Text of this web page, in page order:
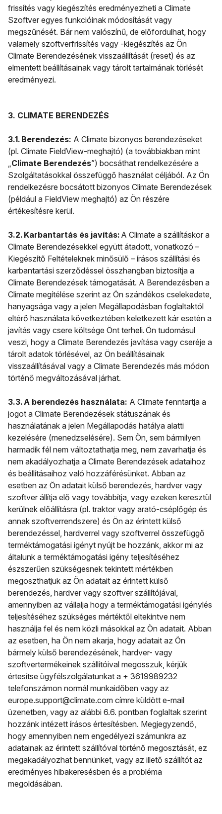
frissítés vagy kiegészítés eredményezheti a Climate
Szoftver egyes funkcióinak módosítását vagy
megszűnését. Bár nem valószínű, de előfordulhat, hogy
valamely szoftverfrissítés vagy -kiegészítés az Ön
Climate Berendezésének visszaállítását (reset) és az
elmentett beállításainak vagy tárolt tartalmának törlését
eredményezi.
3. CLIMATE BERENDEZÉS
3.1. Berendezés: A Climate bizonyos berendezéseket
(pl. Climate FieldView-meghajtó) (a továbbiakban mint
„Climate Berendezés”) bocsáthat rendelkezésére a
Szolgáltatásokkal összefüggő használat céljából. Az Ön
rendelkezésre bocsátott bizonyos Climate Berendezések
(például a FieldView meghajtó) az Ön részére
értékesítésre kerül.
3.2. Karbantartás és javítás: A Climate a szállításkor a
Climate Berendezésekkel együtt átadott, vonatkozó –
Kiegészítő Feltételeknek minősülő – írásos szállítási és
karbantartási szerződéssel összhangban biztosítja a
Climate Berendezések támogatását. A Berendezésben a
Climate megítélése szerint az Ön szándékos cselekedete,
hanyagsága vagy a jelen Megállapodásban foglaltaktól
eltérő használata következtében keletkezett kár esetén a
javítás vagy csere költsége Önt terheli. Ön tudomásul
veszi, hogy a Climate Berendezés javítása vagy cseréje a
tárolt adatok törlésével, az Ön beállításainak
visszaállításával vagy a Climate Berendezés más módon
történő megváltozásával járhat.
3.3. A berendezés használata: A Climate fenntartja a
jogot a Climate Berendezések státuszának és
használatának a jelen Megállapodás hatálya alatti
kezelésére (menedzselésére). Sem Ön, sem bármilyen
harmadik fél nem változtathatja meg, nem zavarhatja és
nem akadályozhatja a Climate Berendezések adataihoz
és beállításaihoz való hozzáférésünket. Abban az
esetben az Ön adatait külső berendezés, hardver vagy
szoftver állítja elő vagy továbbítja, vagy ezeken keresztül
kerülnek előállításra (pl. traktor vagy arató-cséplőgép és
annak szoftverrendszere) és Ön az érintett külső
berendezéssel, hardverrel vagy szoftverrel összefüggő
terméktámogatási igényt nyújt be hozzánk, akkor mi az
általunk a terméktámogatási igény teljesítéséhez
észszerűen szükségesnek tekintett mértékben
megoszthatjuk az Ön adatait az érintett külső
berendezés, hardver vagy szoftver szállítójával,
amennyiben az vállalja hogy a terméktámogatási igénylés
teljesítéséhez szükséges mértéktől eltekintve nem
használja fel és nem közli másokkal az Ön adatait. Abban
az esetben, ha Ön nem akarja, hogy adatait az Ön
bármely külső berendezésének, hardver- vagy
szoftvertermékeinek szállítóival megosszuk, kérjük
értesítse ügyfélszolgálatunkat a + 3619989232
telefonszámon normál munkaidőben vagy az
europe.support@climate.com címre küldött e-mail
üzenetben, vagy az alábbi 6.6. pontban foglaltak szerint
hozzánk intézett írásos értesítésben. Megjegyzendő,
hogy amennyiben nem engedélyezi számunkra az
adatainak az érintett szállítóval történő megosztását, ez
megakadályozhat bennünket, vagy az illető szállítót az
eredményes hibakeresésben és a probléma
megoldásában.